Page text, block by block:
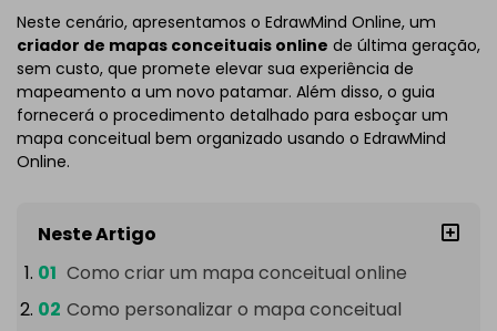
Neste cenário, apresentamos o EdrawMind Online, um
criador de mapas conceituais online de última geração,
sem custo, que promete elevar sua experiência de
mapeamento a um novo patamar. Além disso, o guia
fornecerá o procedimento detalhado para esboçar um
mapa conceitual bem organizado usando o EdrawMind
Online.
Neste Artigo
Como criar um mapa conceitual online
Como personalizar o mapa conceitual